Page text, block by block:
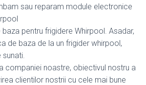
sau reparam module electronice
pentru frigidere Whirpool. Asadar,
de baza de la un frigider whirpool,
sunati.
companiei noastre, obiectivul nostru a
clientilor nostrii cu cele mai bune